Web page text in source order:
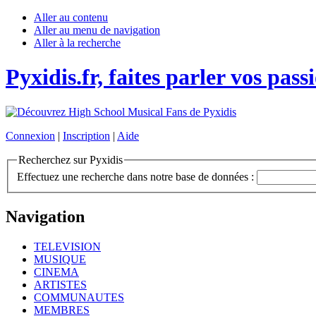
Aller au contenu
Aller au menu de navigation
Aller à la recherche
Pyxidis.fr, faites parler vos
Connexion | Inscription | Aide
Recherchez sur Pyxidis
Effectuez une recherche dans notre base de données :
Navigation
TELEVISION
MUSIQUE
CINEMA
ARTISTES
COMMUNAUTES
MEMBRES